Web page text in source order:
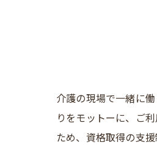
介護の現場で一緒に
りをモットーに、ご
ため、資格取得の支